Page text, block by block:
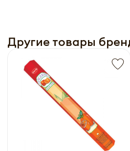
Другие товары
Получить
Обязательны к заполнению